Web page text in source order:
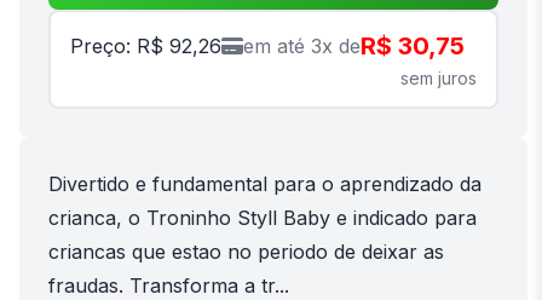
Preço: R$ 92,26 em até 3x deR$ 30,75
sem juros
Divertido e fundamental para o aprendizado da
crianca, o Troninho Styll Baby e indicado para
criancas que estao no periodo de deixar as
fraudas. Transforma a tr...